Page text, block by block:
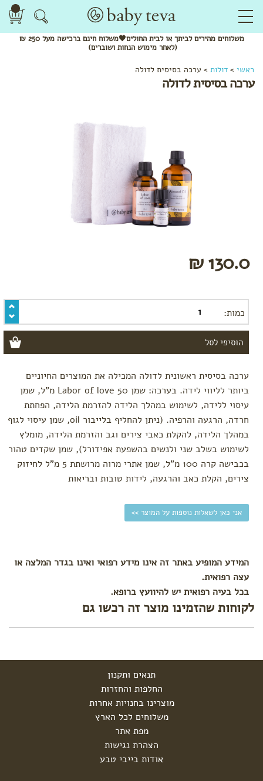
משלוחיםמהיריםלביתך או לבית החולים🖤משלוחחינם
ברכישה מעל 250 ₪
(לאחר מימוש הנחות ושוברים)
ערכות
מוכנות
אתריים
ושמני
בסיס
שמני
מבערים
ודיפיוזרים
לפי שלב
בלידה
השלב
הלטנטי
לידה
פעילה
אחרי
לפי צורך
לידה
הרגעה
ואווירה
בחדר
לידה
עיסוי
ראשי > דולות > ערכה בסיסית לדולה
ערכה בסיסית לדולה
130.0 ₪
כמות:
ערכה בסיסית ראשונית לדולה המכילה את המוצרים החיוניים
ביותר לליווי לידה. בערכה: שמן Labor of love 50 מ"ל, שמן
עיסוי ללידה, לשימוש במהלך הלידה להזרמת הלידה, הפחתת
חרדה, הרגעה והרפיה. (ניתן להחליף בלייבור oil, שמן עיסוי לגוף
במהלך הלידה, להקלת כאבי צירים וגב והזרמת הלידה, מומלץ
לשימוש בשלב שני ולנשים בהשפעת אפידורל), שמן שקדים טהור
בכבישה קרה 100 מ"ל, שמן אתרי מרוה מרושתת 5 מ"ל לחיזוק
צירים, הקלת כאב והרגעה, לידות טובות ובריאות
אני כאן לשאלות נוספות על המוצר >>
המידע המופיע באתר זה אינו מידע רפואי ואינו בגדר המלצה או
עצה רפואית.
בכל בעיה רפואית יש להיוועץ ברופא.
לקוחות שהזמינו מוצר זה רכשו גם
תנאים ותקנון
החלפות והחזרות
מוצרינו בחנויות אחרות
משלוחים לכל הארץ
מפת אתר
הצהרת נגישות
אודות בייבי טבע